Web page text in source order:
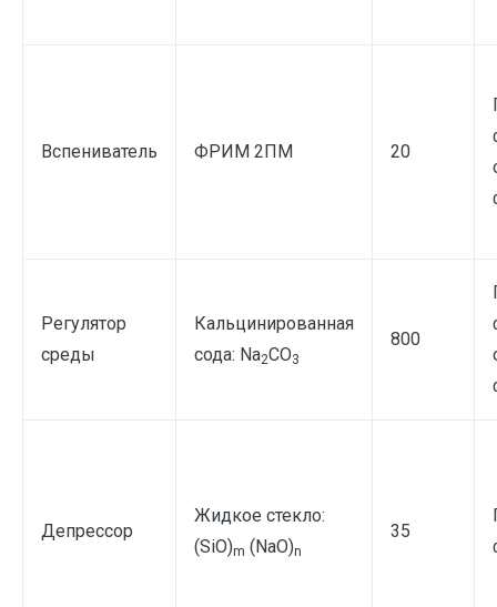
Вспениватель ФРИМ 2ПМ 20
Регулятор
среды
Кальцинированная
сода: Na2CO3
800
Депрессор
Жидкое стекло:
(SiO)m (NaO)n
35